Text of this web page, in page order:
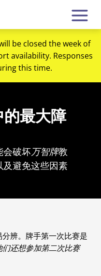
be closed the week of
availability. Responses
this time.
最大障
会破坏万智牌教
避免这些因素
辨。牌手第一次比赛是
们还想参加第二次比赛